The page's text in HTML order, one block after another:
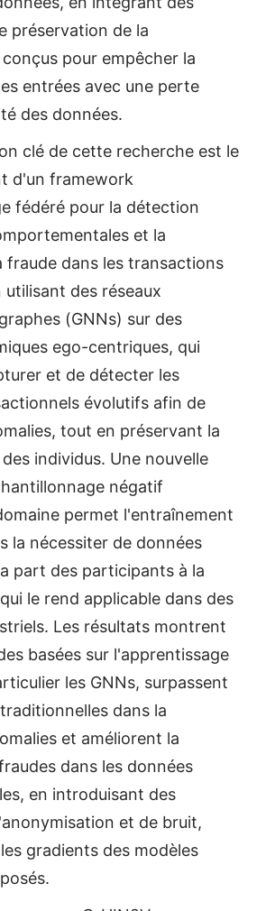
préservation de la
pour empêcher la
entrées avec une perte
des données.
clé de cette recherche est le
d'un framework
fédéré pour la détection
et la
fraude dans les transactions
utilisant des réseaux
(GNNs) sur des
ego-centriques, qui
et de détecter les
évolutifs afin de
tout en préservant la
individus. Une nouvelle
négatif
permet l'entraînement
la nécessiter de données
part des participants à la
le rend applicable dans des
Les résultats montrent
basées sur l'apprentissage
les GNNs, surpassent
dans la
et améliorent la
dans les données
en introduisant des
et de bruit,
gradients des modèles